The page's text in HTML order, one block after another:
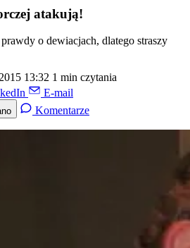
atakują!
o dewiacjach, dlatego straszy
13:32 1 min czytania
E-mail
Komentarze